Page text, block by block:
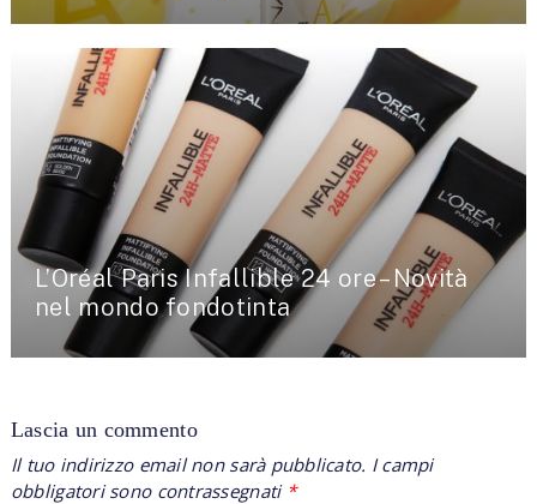
L’Oréal Paris Infallible 24 ore – Novità
nel mondo fondotinta
Lascia un commento
Il tuo indirizzo email non sarà pubblicato. I campi
obbligatori sono contrassegnati *